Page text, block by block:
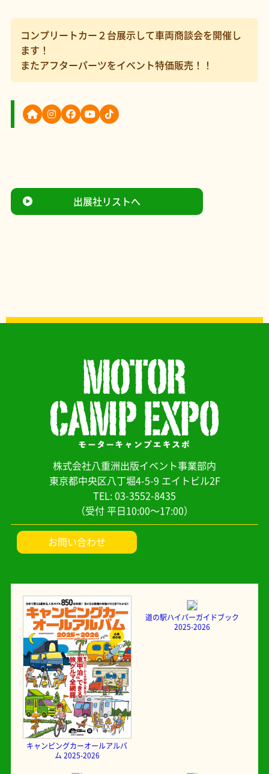
コンプリートカー２台展示して車両商談会を開催し
ます！
またアフターパーツをイベント特価販売！！
出展社リストへ
株式会社八重洲出版イベント事業部内
東京都中央区八丁堀4-5-9 エイトビル2F
TEL: 03-3552-8435
（受付 平日10:00～17:00）
お問い合わせ
キャンピングカーオールアルバ
ム 2025-2026
道の駅ハイパーガイドブック
2025-2026